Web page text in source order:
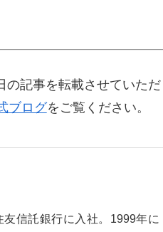
の記事を転載させていただ
ブログをご覧ください。
信託銀行に入社。1999年に